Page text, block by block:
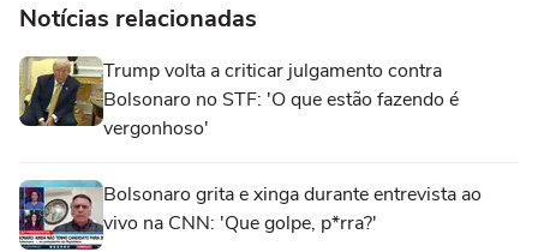
Notícias relacionadas
Trump volta a criticar julgamento contra
Bolsonaro no STF: 'O que estão fazendo é
vergonhoso'
Bolsonaro grita e xinga durante entrevista ao
vivo na CNN: 'Que golpe, p*rra?'